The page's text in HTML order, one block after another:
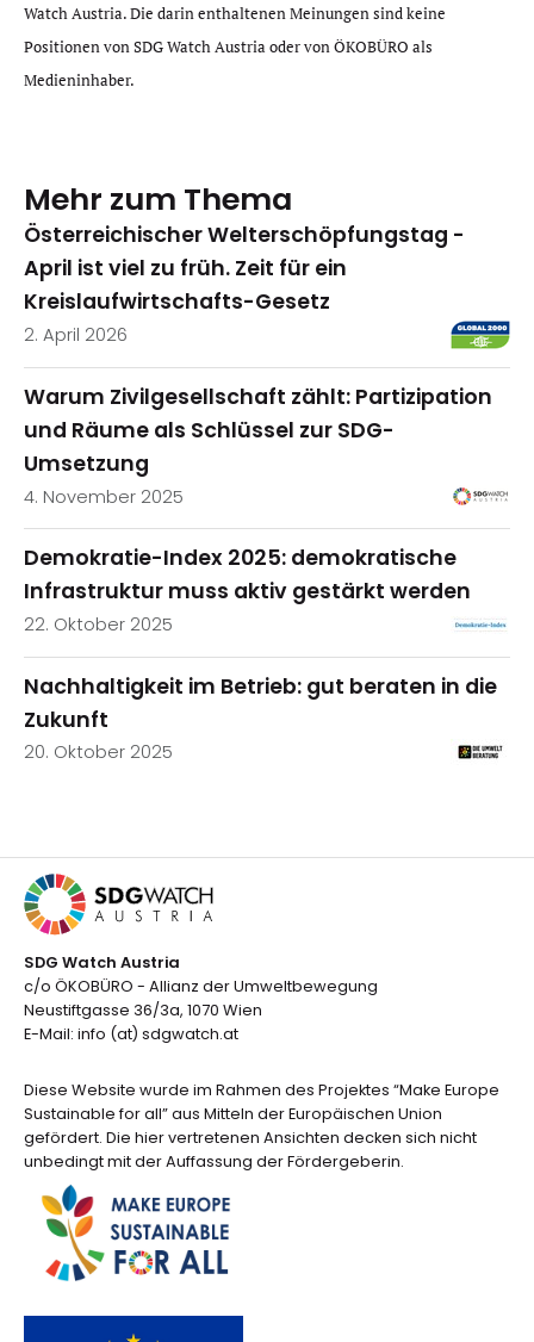
Watch Austria. Die darin enthaltenen Meinungen sind keine
Positionen von SDG Watch Austria oder von ÖKOBÜRO als
Medieninhaber.
Mehr zum Thema
Österreichischer Welterschöpfungstag -
April ist viel zu früh. Zeit für ein
Kreislaufwirtschafts-Gesetz
2. April 2026
Warum Zivilgesellschaft zählt: Partizipation
und Räume als Schlüssel zur SDG-
Umsetzung
4. November 2025
Demokratie-Index 2025: demokratische
Infrastruktur muss aktiv gestärkt werden
22. Oktober 2025
Nachhaltigkeit im Betrieb: gut beraten in die
Zukunft
20. Oktober 2025
SDG Watch Austria
c/o ÖKOBÜRO - Allianz der Umweltbewegung
Neustiftgasse 36/3a, 1070 Wien
E-Mail: info (at) sdgwatch.at
Diese Website wurde im Rahmen des Projektes “Make Europe
Sustainable for all” aus Mitteln der Europäischen Union
gefördert. Die hier vertretenen Ansichten decken sich nicht
unbedingt mit der Auffassung der Fördergeberin.